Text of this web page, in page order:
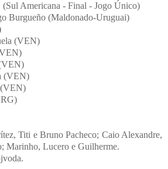
Americana - Final - Jogo Único)
Burgueño (Maldonado-Uruguai)
(VEN)
(VEN)
Titi e Bruno Pacheco; Caio Alexandre,
Marinho, Lucero e Guilherme.